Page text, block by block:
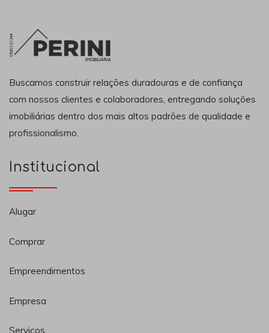
Buscamos construir relações duradouras e de confiança
com nossos clientes e colaboradores, entregando soluções
imobiliárias dentro dos mais altos padrões de qualidade e
profissionalismo.
Institucional
Alugar
Comprar
Empreendimentos
Empresa
Serviços